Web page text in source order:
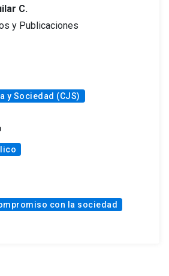
C.
y Publicaciones
y Sociedad (CJS)
con la sociedad